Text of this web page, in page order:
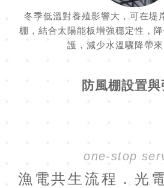
冬季低溫對養殖影響大，可在堤
棚，結合太陽能板增強穩定性，
護，減少水溫驟降帶來
防風棚設置
one-stop
漁電共生流程．光